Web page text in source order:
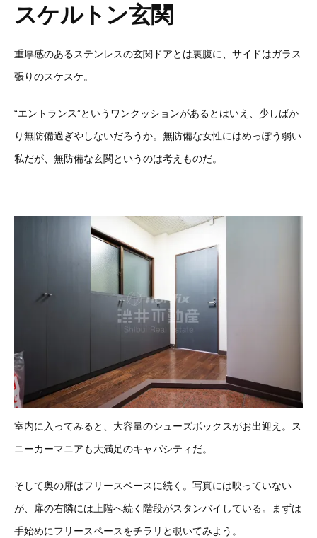
スケルトン玄関
重厚感のあるステンレスの玄関ドアとは裏腹に、サイドはガラス
張りのスケスケ。
“エントランス”というワンクッションがあるとはいえ、少しばか
り無防備過ぎやしないだろうか。無防備な女性にはめっぽう弱い
私だが、無防備な玄関というのは考えものだ。
室内に入ってみると、大容量のシューズボックスがお出迎え。ス
ニーカーマニアも大満足のキャパシティだ。
そして奥の扉はフリースペースに続く。写真には映っていない
が、扉の右隣には上階へ続く階段がスタンバイしている。まずは
手始めにフリースペースをチラリと覗いてみよう。